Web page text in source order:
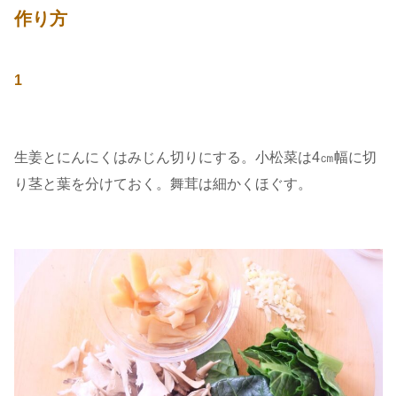
作り方
1
生姜とにんにくはみじん切りにする。小松菜は4㎝幅に切
り茎と葉を分けておく。舞茸は細かくほぐす。